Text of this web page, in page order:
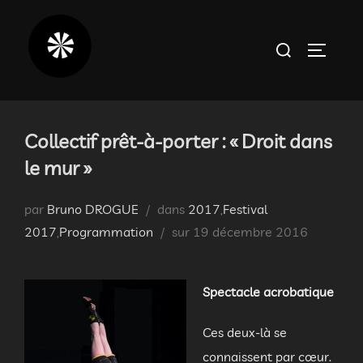
Rechercher :
Collectif prêt-à-porter : « Droit dans
le mur »
par Bruno DROGUE dans 2017 Festival
2017 Programmation sur Publié
19 décembre 2016
Spectacle acrobatique
Ces deux-là se
connaissent par cœur.